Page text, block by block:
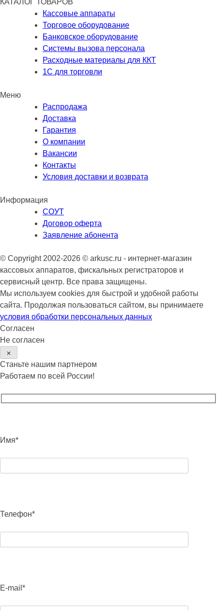
КАТАЛОГ ТОВАРОВ
Кассовые аппараты
Торговое оборудование
Банковское оборудование
Системы вызова персонала
Расходные материалы для ККТ
1С для торговли
Меню
Распродажа
Доставка
Гарантия
О компании
Вакансии
Контакты
Условия доставки и возврата
Информация
СОУТ
Договор оферта
Заявление абонента
© Copyright 2002-2026 © arkusc.ru - интернет-магазин
кассовых аппаратов, фискальных регистраторов и
сервисный центр. Все права защищены.
Мы используем cookies для быстрой и удобной работы
сайта. Продолжая пользоваться сайтом, вы принимаете
условия обработки персональных данных
Согласен
Не согласен
✕
Станьте нашим партнером
Работаем по всей России!
Имя*
Телефон*
E-mail*